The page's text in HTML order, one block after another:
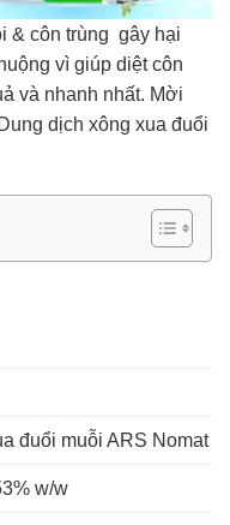
& côn trùng gây hại
vì giúp diệt côn
và nhanh nhất. Mời
dịch xông xua đuổi
đuổi muỗi ARS Nomat
w/w